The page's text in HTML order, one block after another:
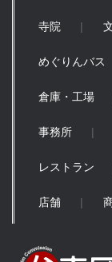
寺院
めぐりんバス
倉庫・工場
事務所
レストラン
店舗